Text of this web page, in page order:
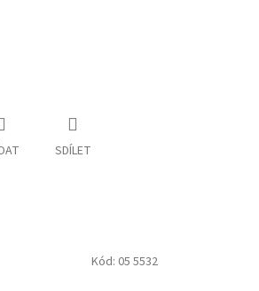
SDÍLET
Kód: 05 5532